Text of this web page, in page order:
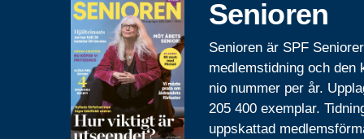
Senioren
Senioren är SPF
medlemstidning och den
nio nummer per år.
205 400 exemplar.
uppskattad